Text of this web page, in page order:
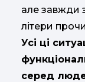
але завжди
літери
Усі ці
серед